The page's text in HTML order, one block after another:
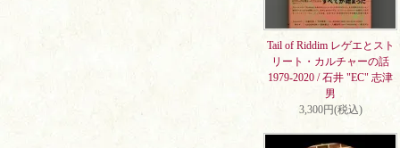
Tail of Riddim レゲエとスト
リート・カルチャーの話
1979-2020 / 石井 "EC" 志津
男
3,300円(税込)